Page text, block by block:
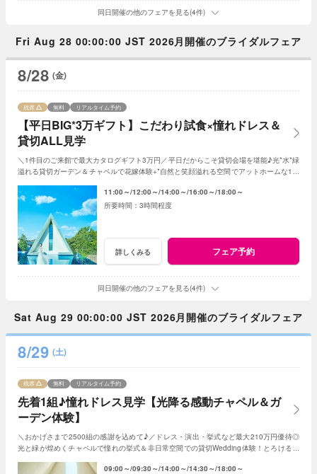
同日開催の他のフェアを見る(4件)
Fri Aug 28 00:00:00 JST 2026月開催のブライダルフェア
8/28 (金)
【平日BIG*3万ギフト】こだわり試食×憧れドレス＆
貸切ALL見学
残席 無料 リアルタイム予約
＼1件目のご来館で最大カタログギフト3万円／平日だからこそ貸切会場を堪能♪光*水*緑
溢れる貸切ガーデン＆チャペルで花嫁体験+*自然と笑顔溢れる空間でアットホームな1日
11:00～ 12:00～ 14:00～ 16:00～ 18:00～
3時間程度
詳しくみる フェア予約
同日開催の他のフェアを見る(4件)
Sat Aug 29 00:00:00 JST 2026月開催のブライダルフェア
8/29 (土)
先着1組♪憧れドレス見学【光降る感動チャペル＆ガ
ーデン体験】
残席 無料 リアルタイム予約
＼おかげさまで2500組の感謝を込めて♪／ドレス・演出・挙式など最大210万円優待◎
光と緑が煌めくチャペルで憧れの挙式＆非日常空間での貸切Wedding体験！とろける和
09:00～ 09:30～ 14:00～ 14:30～ 18:00～